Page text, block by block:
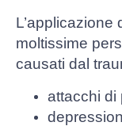
L’applicazione
moltissime
causati dal
attacchi di